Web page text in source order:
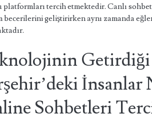
platformları tercih etmektedir. Canlı
becerilerini geliştirirken aynı zamanda
Getirdiği
İnsanlar
Sohbetleri